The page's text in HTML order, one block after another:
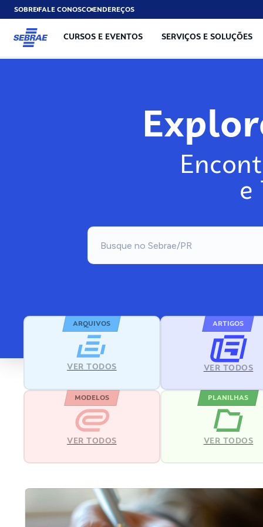
SOBREFALE CONOSCOENDEREÇOS
CURSOS E EVENTOS SERVIÇOS E SOLUÇÕES
e
ARQUIVOS
VER TODOS
ARTIGOS
VER TODOS
MODELOS
VER TODOS
PLANILHAS
VER TODOS